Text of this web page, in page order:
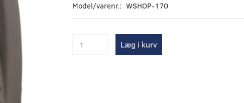
Model/varenr.: WSHOP-170
Læg i kurv